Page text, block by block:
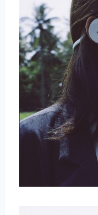
取消